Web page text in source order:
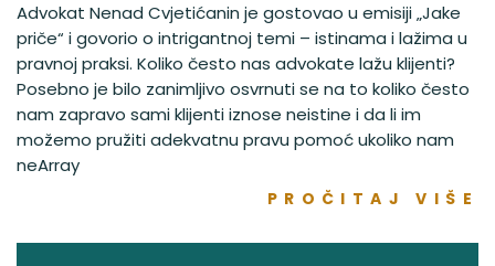
Advokat Nenad Cvjetićanin je gostovao u emisiji „Jake
priče“ i govorio o intrigantnoj temi – istinama i lažima u
pravnoj praksi. Koliko često nas advokate lažu klijenti?
Posebno je bilo zanimljivo osvrnuti se na to koliko često
nam zapravo sami klijenti iznose neistine i da li im
možemo pružiti adekvatnu pravu pomoć ukoliko nam
neArray
PROČITAJ VIŠE